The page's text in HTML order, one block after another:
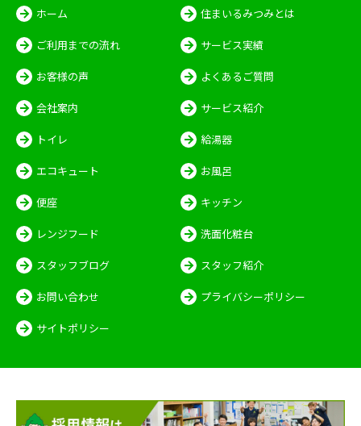
ホーム 住まいるみつみとは
ご利用までの流れ サービス実績
お客様の声 よくあるご質問
会社案内 サービス紹介
トイレ 給湯器
エコキュート お風呂
便座 キッチン
レンジフード 洗面化粧台
スタッフブログ スタッフ紹介
お問い合わせ プライバシーポリシー
サイトポリシー